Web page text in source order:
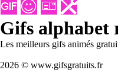
Gifs alphabet
Les meilleurs gifs animés
2026 © www.gifsgratuits.fr